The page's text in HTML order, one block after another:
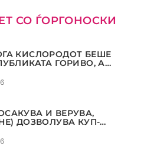
СО ЃОРГОНОСКИ
КИСЛОРОДОТ БЕШЕ
ГОРИВО, А
И ВЕРУВА,
ДОЗВОЛУВА КУП-